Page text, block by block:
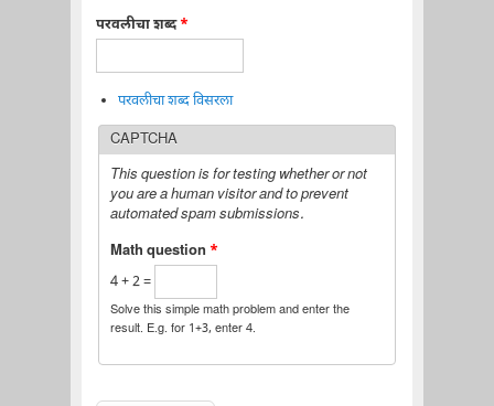
परवलीचा शब्द*
परवलीचा शब्द विसरला
CAPTCHA
This question is for testing whether or not
you are a human visitor and to prevent
automated spam submissions.
Math question *
4 + 2 =
Solve this simple math problem and enter the
result. E.g. for 1+3, enter 4.